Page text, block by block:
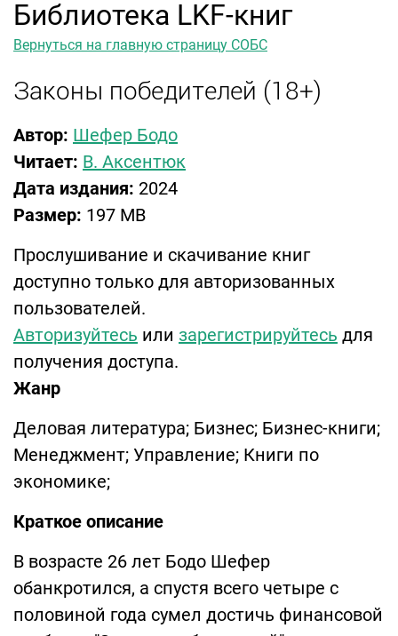
Библиотека LKF-книг
Вернуться на главную страницу СОБС
Законы победителей (18+)
Автор: Шефер Бодо
Читает: В. Аксентюк
Дата издания: 2024
Размер: 197 MB
Прослушивание и скачивание книг
доступно только для авторизованных
пользователей.
Авторизуйтесь или зарегистрируйтесь для
получения доступа.
Жанр
Деловая литература; Бизнес; Бизнес-книги;
Менеджмент; Управление; Книги по
экономике;
Краткое описание
В возрасте 26 лет Бодо Шефер
обанкротился, а спустя всего четыре с
половиной года сумел достичь финансовой